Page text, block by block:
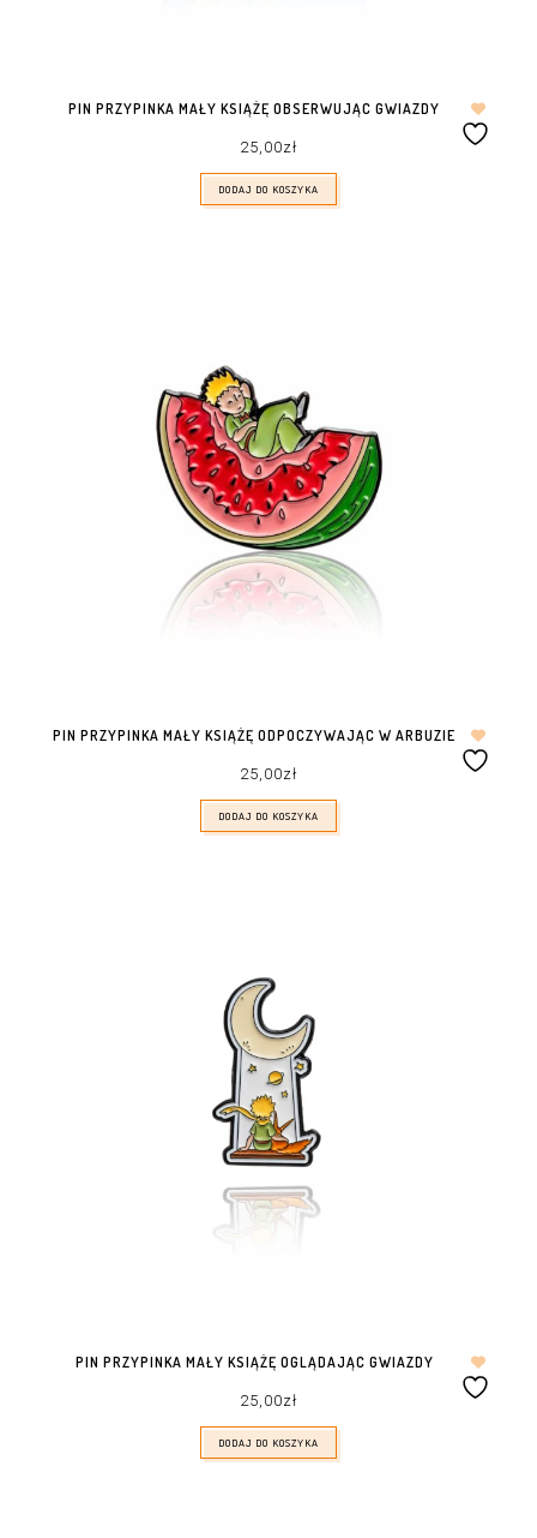
PIN PRZYPINKA MAŁY KSIĄŻĘ OBSERWUJĄC GWIAZDY
25,00zł
DODAJ DO KOSZYKA
PIN PRZYPINKA MAŁY KSIĄŻĘ ODPOCZYWAJĄC W ARBUZIE
25,00zł
DODAJ DO KOSZYKA
PIN PRZYPINKA MAŁY KSIĄŻĘ OGLĄDAJĄC GWIAZDY
25,00zł
DODAJ DO KOSZYKA